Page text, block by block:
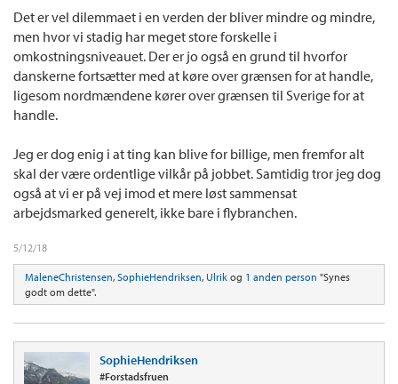
Det er vel dilemmaet i en verden der bliver mindre og mindre,
men hvor vi stadig har meget store forskelle i
omkostningsniveauet. Der er jo også en grund til hvorfor
danskerne fortsætter med at køre over grænsen for at handle,
ligesom nordmændene kører over grænsen til Sverige for at
handle.
Jeg er dog enig i at ting kan blive for billige, men fremfor alt
skal der være ordentlige vilkår på jobbet. Samtidig tror jeg dog
også at vi er på vej imod et mere løst sammensat
arbejdsmarked generelt, ikke bare i flybranchen.
5/12/18
MaleneChristensen, SophieHendriksen, Ulrik og 1 anden person "Synes
godt om dette".
SophieHendriksen
#Forstadsfruen